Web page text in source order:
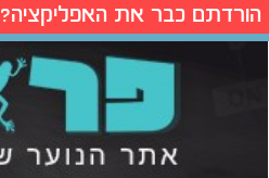
הורדתם כבר את האפליקציה?